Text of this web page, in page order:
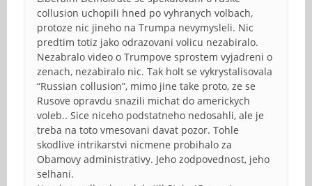
collusion uchopili hned po vyhranych volbach,
protoze nic jineho na Trumpa nevymysleli. Nic
predtim totiz jako odrazovani volicu nezabiralo.
Nezabralo video o Trumpove sprostem vyjadreni o
zenach, nezabiralo nic. Tak holt se vykrystalisovala
“Russian collusion”, mimo jine take proto, ze se
Rusove opravdu snazili michat do americkych
voleb.. Sice niceho podstatneho nedosahli, ale je
treba na toto vmesovani davat pozor. Tohle
skodlive intrikarstvi nicmene probihalo za
Obamovy administrativy. Jeho zodpovednost, jeho
selhani.